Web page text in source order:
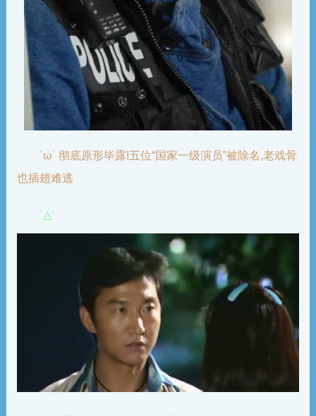
˙ω˙ 彻底原形毕露!五位“国家一级演员”被除名,老戏骨
也插翅难逃
˙△˙